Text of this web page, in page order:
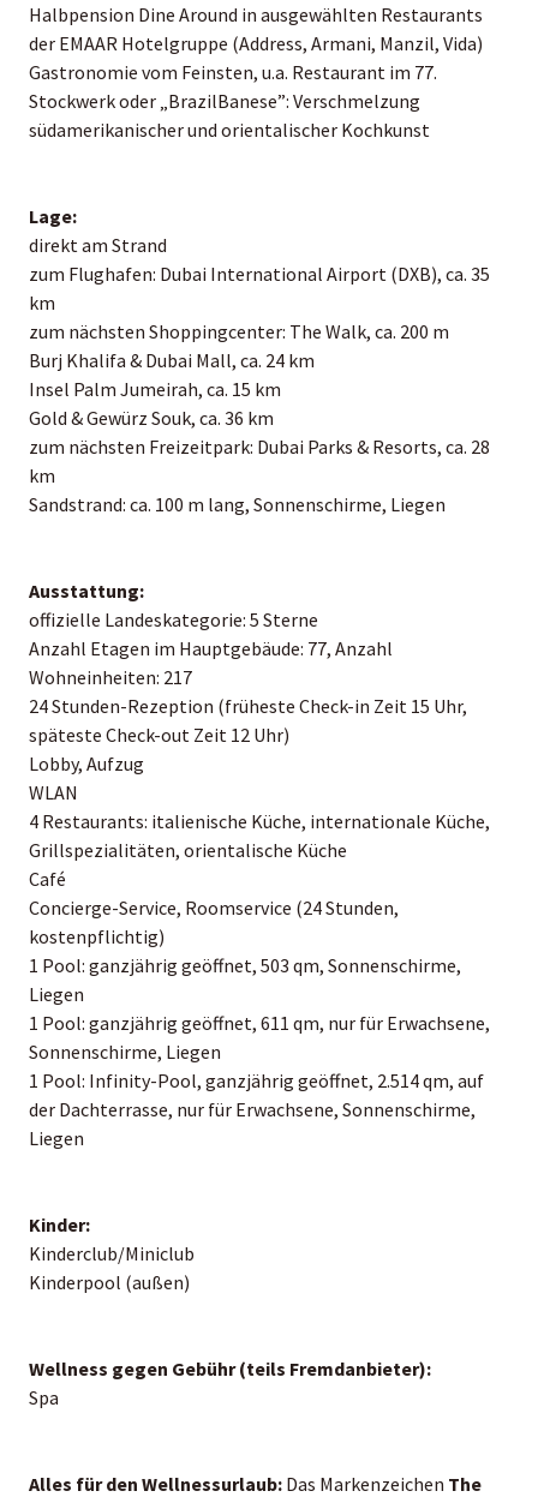
Halbpension Dine Around in ausgewählten Restaurants
der EMAAR Hotelgruppe (Address, Armani, Manzil, Vida)
Gastronomie vom Feinsten, u.a. Restaurant im 77.
Stockwerk oder „BrazilBanese”: Verschmelzung
südamerikanischer und orientalischer Kochkunst
Lage:
direkt am Strand
zum Flughafen: Dubai International Airport (DXB), ca. 35
km
zum nächsten Shoppingcenter: The Walk, ca. 200 m
Burj Khalifa & Dubai Mall, ca. 24 km
Insel Palm Jumeirah, ca. 15 km
Gold & Gewürz Souk, ca. 36 km
zum nächsten Freizeitpark: Dubai Parks & Resorts, ca. 28
km
Sandstrand: ca. 100 m lang, Sonnenschirme, Liegen
Ausstattung:
offizielle Landeskategorie: 5 Sterne
Anzahl Etagen im Hauptgebäude: 77, Anzahl
Wohneinheiten: 217
24 Stunden-Rezeption (früheste Check-in Zeit 15 Uhr,
späteste Check-out Zeit 12 Uhr)
Lobby, Aufzug
WLAN
4 Restaurants: italienische Küche, internationale Küche,
Grillspezialitäten, orientalische Küche
Café
Concierge-Service, Roomservice (24 Stunden,
kostenpflichtig)
1 Pool: ganzjährig geöffnet, 503 qm, Sonnenschirme,
Liegen
1 Pool: ganzjährig geöffnet, 611 qm, nur für Erwachsene,
Sonnenschirme, Liegen
1 Pool: Infinity-Pool, ganzjährig geöffnet, 2.514 qm, auf
der Dachterrasse, nur für Erwachsene, Sonnenschirme,
Liegen
Kinder:
Kinderclub/Miniclub
Kinderpool (außen)
Wellness gegen Gebühr (teils Fremdanbieter):
Spa
Alles für den Wellnessurlaub: Das Markenzeichen The